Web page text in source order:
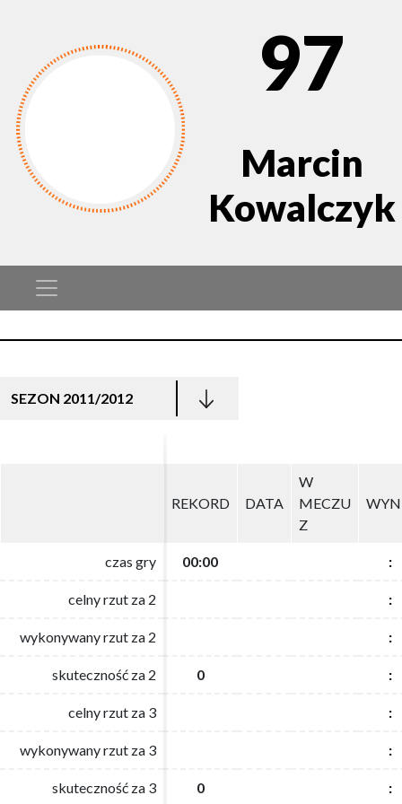
97
Marcin
Kowalczyk
SEZON 2011/2012
REKORD DATA
W
MECZU
Z
czas gry 00:00 :
celny rzut za 2 :
wykonywany rzut za 2 :
skuteczność za 2 0 :
celny rzut za 3 :
wykonywany rzut za 3 :
skuteczność za 3 0 :
REKORD DATA
W
MECZU
Z
czas gry 00:00 :
celny rzut za 2 :
wykonywany rzut za 2 :
skuteczność za 2 0 :
celny rzut za 3 :
wykonywany rzut za 3 :
skuteczność za 3 0 :